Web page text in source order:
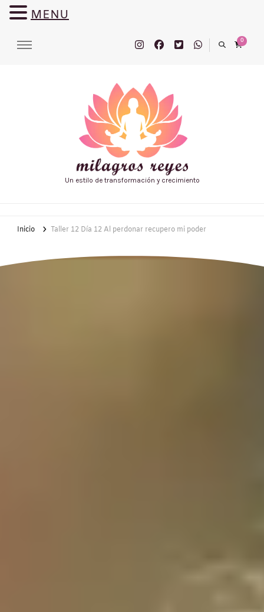
0
Un estilo de transformación y crecimiento
Inicio Taller 12 Día 12 Al perdonar recupero mi poder
MENU